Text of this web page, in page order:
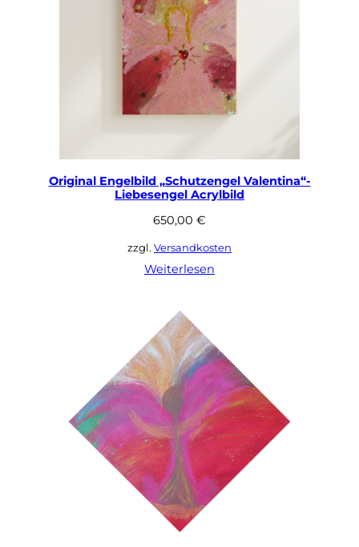
Original Engelbild „Schutzengel Valentina“-
Liebesengel Acrylbild
650,00 €
zzgl. Versandkosten
Weiterlesen